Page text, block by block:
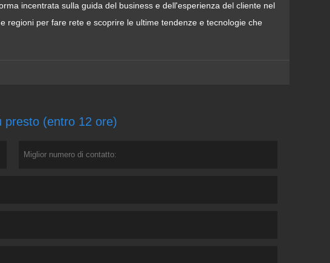
incentrata sulla guida del business e dell'esperienza del cliente nel
regioni per fare rete e scoprire le ultime tendenze e tecnologie che
presto (entro 12 ore)